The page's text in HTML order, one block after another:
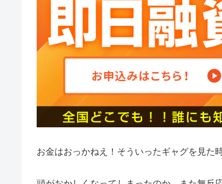
お金はおっかねえ！そういったギャグを見た